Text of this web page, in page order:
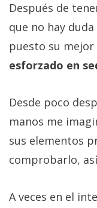
Después de
que no hay
puesto su mejor
esforzado en
Desde poco
manos me
sus elementos
comprobarlo,
A veces en el